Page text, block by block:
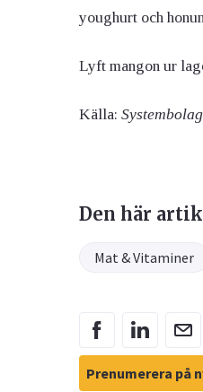
youghurt och
Lyft mangon ur
Källa:
Den här
Mat & Vitaminer
Prenumerera på